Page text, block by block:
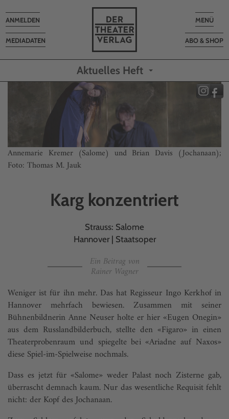
Toggle
MENÜ
ABO & SHOP
MEDIADATEN
Toggle
navigation
ANMELDEN
Aktuelles Heft
Annemarie Kremer (Salome) und Brian Davis (Jochanaan);
Foto: Thomas M. Jauk
Karg konzentriert
Strauss: Salome
Hannover | Staatsoper
Ein Beitrag von
Rainer Wagner
Weniger ist für ihn mehr. Das hat Regisseur Ingo Kerkhof in
Hannover mehrfach bewiesen. Zusammen mit seiner
Bühnenbildnerin Anne Neuser holte er hier «Eugen Onegin»
aus dem Russlandbilderbuch, stellte den «Figaro» in einen
Theaterprobenraum und spiegelte bei «Ariadne auf Naxos»
diese Spiel-im-Spielweise nochmals.
Dass es jetzt für «Salome» weder Palast noch Zisterne gab,
überrascht demnach kaum. Nur das wesentliche Requisit fehlt
nicht: der Kopf des Jochanaan.